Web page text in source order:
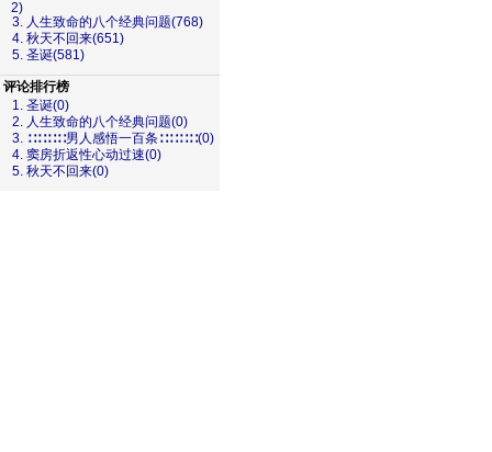
2)
3. 人生致命的八个经典问题(768)
4. 秋天不回来(651)
5. 圣诞(581)
评论排行榜
1. 圣诞(0)
2. 人生致命的八个经典问题(0)
3. ∷∷∷∷男人感悟一百条∷∷∷∷(0)
4. 窦房折返性心动过速(0)
5. 秋天不回来(0)